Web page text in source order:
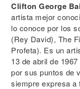
Clifton George
artista mejor
lo conoce por los
(Rey David), The
Profeta). Es un
13 de abril de
por sus puntos de
siempre expresa